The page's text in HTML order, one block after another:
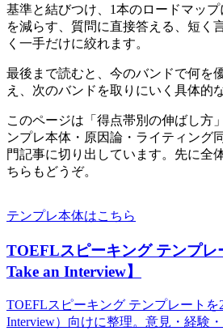
基準と結びつけ、1本のロードマッ
を減らす、質問に直接答える、短
く一手だけに絞れます。
最後まで読むと、今のバンドで何を
え、次のバンドを取りにいく具体的
このページは「得点帯別の伸ばし方
ンプレ本体・原因論・ライティング
門記事に切り出しています。先に全
ちらもどうぞ。
テンプレ本体はこちら
TOEFLスピーキング テンプレ
Take an Interview】
TOEFLスピーキング テンプレートを
Interview）向けに整理。意見・経験